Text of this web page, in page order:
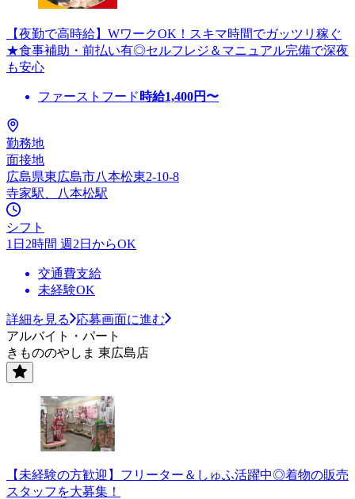
【夜勤で高時給】WワークOK！スキマ時間でガッツリ稼ぐ
★食事補助・前払い有◎セルフレジ＆マニュアル完備で深夜
も安心
ファーストフード 時給1,400円〜
勤務地
面接地
広島県東広島市八本松東2-10-8
寺家駅、八本松駅
シフト
1日2時間 週2日からOK
交通費支給
未経験OK
詳細を見る
応募画面に進む
アルバイト・パート
きもののやしま 東広島店
【未経験の方歓迎】フリーター＆しゅふ活躍中◎着物の販売
スタッフを大募集！